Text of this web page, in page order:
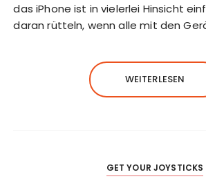
das iPhone ist in vielerlei Hinsicht
daran rütteln, wenn alle mit den
WEITERLESEN
GET YOUR JOYSTICKS